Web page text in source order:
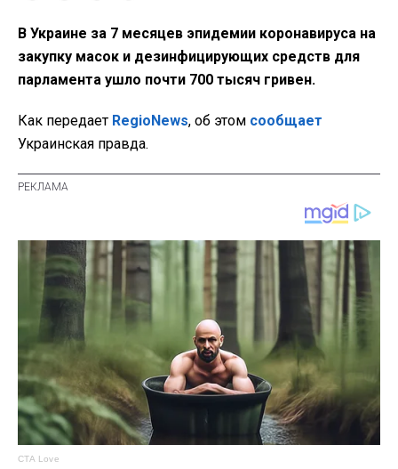
В Украине за 7 месяцев эпидемии коронавируса на
закупку масок и дезинфицирующих средств для
парламента ушло почти 700 тысяч гривен.
Как передает RegioNews, об этом сообщает
Украинская правда.